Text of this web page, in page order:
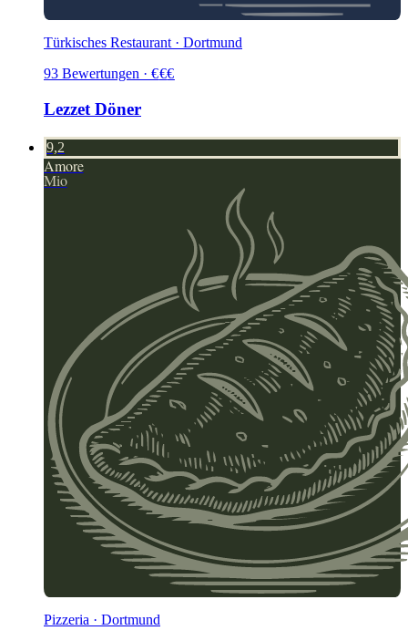
Türkisches Restaurant · Dortmund
93 Bewertungen · €€€
Lezzet Döner
9,2
Amore
Mio
Pizzeria · Dortmund